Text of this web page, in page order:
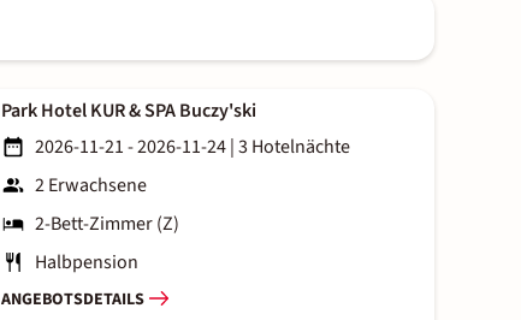
Park Hotel KUR & SPA Buczy'ski
2026-11-21 - 2026-11-24|3 Hotelnächte
2 Erwachsene
2-Bett-Zimmer (Z)
Halbpension
ANGEBOTSDETAILS